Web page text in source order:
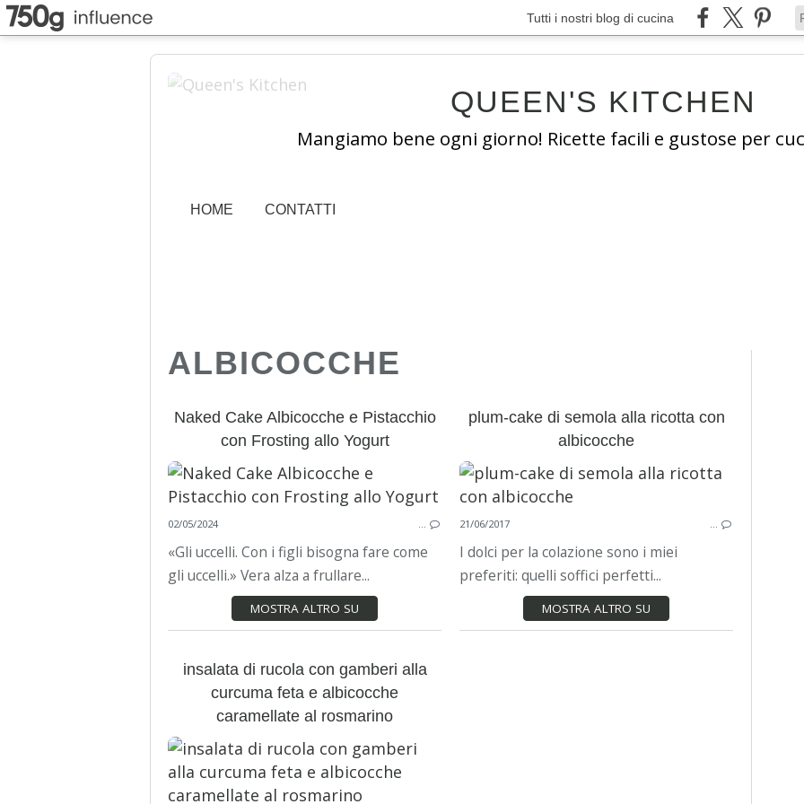
Tutti i nostri blog di cucina
QUEEN'S KITCHEN
Mangiamo bene ogni giorno! Ricette facili e gustose per
HOME CONTATTI
ALBICOCCHE
Naked Cake Albicocche e Pistacchio
con Frosting allo Yogurt
TORTA
ALBICOCCHE
PISTACCHIO
FESTA DELLA MAMMA
02/05/2024 …
«Gli uccelli. Con i figli bisogna fare come
gli uccelli.» Vera alza a frullare...
MOSTRA ALTRO SU
plum-cake di semola alla ricotta con
albicocche
21/06/2017 …
I dolci per la colazione sono i miei
preferiti: quelli soffici perfetti...
MOSTRA ALTRO SU
insalata di rucola con gamberi alla
curcuma feta e albicocche
caramellate al rosmarino